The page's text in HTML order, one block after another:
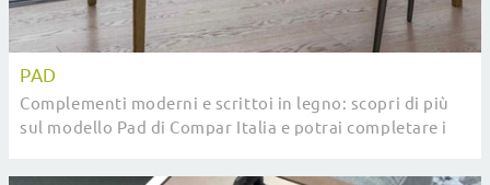
PAD
Complementi moderni e scrittoi in legno: scopri di più
sul modello Pad di Compar Italia e potrai completare i